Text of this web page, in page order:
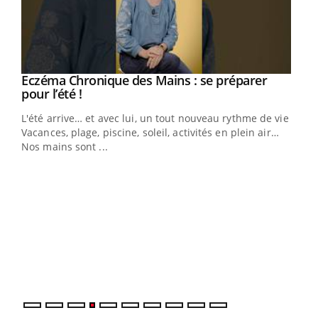
Youtube
Eczéma Chronique des Mains : se préparer
pour l’été !Youtube
L'été arrive… et avec lui, un tout nouveau rythme de vie !
Vacances, plage, piscine, soleil, activités en plein air…
Nos mains sont ...